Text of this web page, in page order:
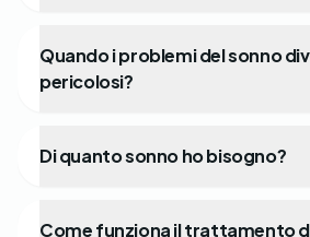
Quando i problemi del sonno
pericolosi?
Di quanto sonno ho bisogno?
Come funziona il trattamento